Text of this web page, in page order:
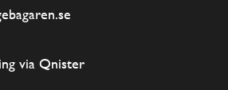
via Qnister